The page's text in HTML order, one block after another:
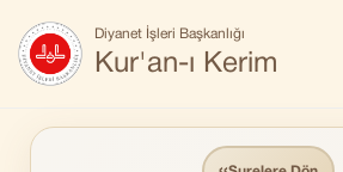
Diyanet İşleri Başkanlığı
Kur'an-ı Kerim